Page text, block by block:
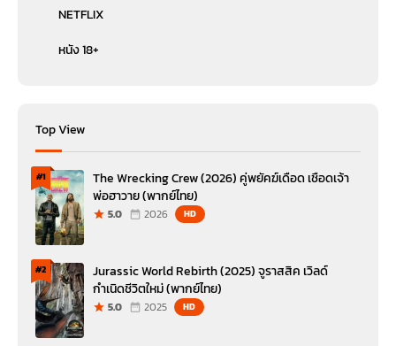
NETFLIX
หนัง 18+
Top View
#1
The Wrecking Crew (2026) คู่พยัคฆ์เดือด เชือดเจ้า
พ่อฮาวาย (พากย์ไทย)
5.0 2026 HD
#2
Jurassic World Rebirth (2025) จูราสสิค เวิลด์
กำเนิดชีวิตใหม่ (พากย์ไทย)
5.0 2025 HD